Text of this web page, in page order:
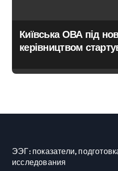
Київська ОВА під
керівництвом
області передані 13
ЭЭГ: показатели,
исследования